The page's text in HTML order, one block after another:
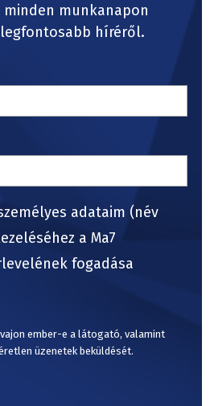
munkanapon
híréről.
adataim (név
a Ma7
fogadása
ember-e a látogató, valamint
üzenetek beküldését.